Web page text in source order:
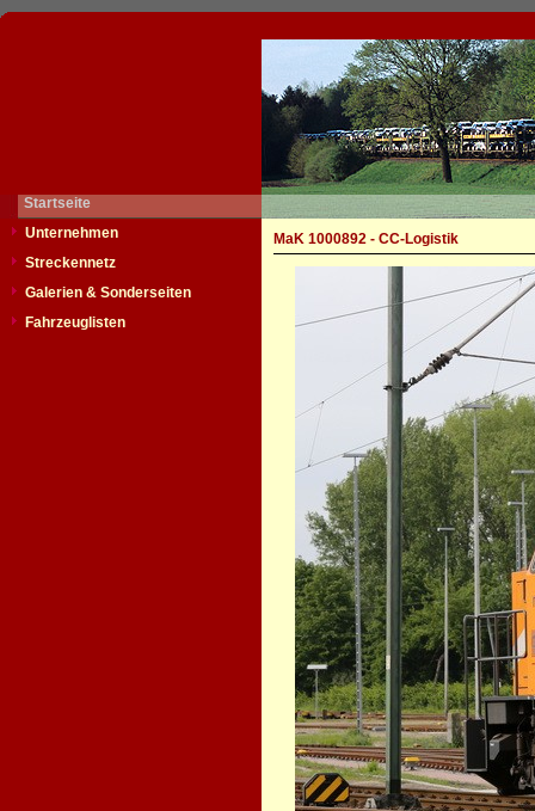
Startseite
Unternehmen
Streckennetz
Galerien & Sonderseiten
Fahrzeuglisten
MaK 1000892 - CC-Logistik